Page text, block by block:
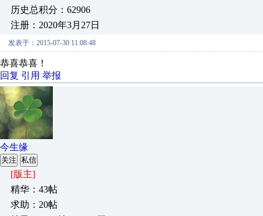
历史总积分：62906
注册：2020年3月27日
发表于：2015-07-30 11:08:48
恭喜恭喜！
回复 引用 举报
今生缘
关注 私信
[版主]
精华：43帖
求助：20帖